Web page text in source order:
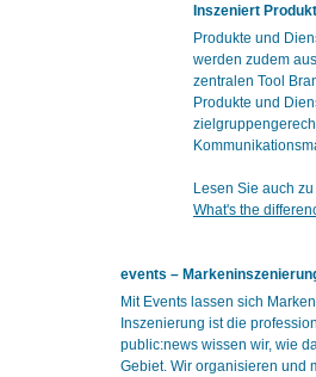
Inszeniert
Produkte und
werden zudem
zentralen Tool
Produkte und
Lesen Sie auch
What's the
events –
Mit Events lassen sich
Inszenierung ist die
public:news wissen wir, wie
Gebiet. Wir organisieren und